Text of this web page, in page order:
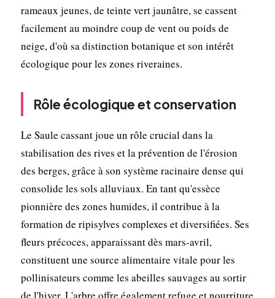
rameaux jeunes, de teinte vert jaunâtre, se cassent
facilement au moindre coup de vent ou poids de
neige, d'où sa distinction botanique et son intérêt
écologique pour les zones riveraines.
Rôle écologique et conservation
Le Saule cassant joue un rôle crucial dans la
stabilisation des rives et la prévention de l'érosion
des berges, grâce à son système racinaire dense qui
consolide les sols alluviaux. En tant qu'essèce
pionnière des zones humides, il contribue à la
formation de ripisylves complexes et diversifiées. Ses
fleurs précoces, apparaissant dès mars-avril,
constituent une source alimentaire vitale pour les
pollinisateurs comme les abeilles sauvages au sortir